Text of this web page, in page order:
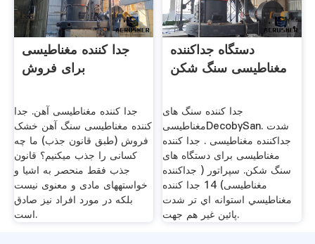
جدا کننده مغناطیسی
برای فروش
جدا کننده مغناطیسی آهن. جدا
کننده مغناطیسی سنگ آهن خشک
فروش (طبق قانون جذب) ما چه
کسانی را جذب می‏کنیم؟ قانون
جذب فقط منحصر به اشیا و
خواسته‏های مادی و معنوی نیست
بلکه در مورد افراد نیز صادق
است.
دستگاه جداکننده
مغناطیسی سنگ شکن
جدا کننده سنگ های
مغناطیسیDecobySan. شدت
جداکننده مغناطیسی . جدا کننده
مغناطیسی برای دستگاه های
سنگ شکن. سپراتور ( جداکننده
مغناطیسی) 14 جدا كننده
مغناطيسي استوانه اي تر شدت
پائين غير هم جهت.